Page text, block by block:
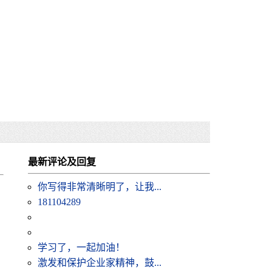
最新评论及回复
你写得非常清晰明了，让我...
181104289
学习了，一起加油！
激发和保护企业家精神，鼓...